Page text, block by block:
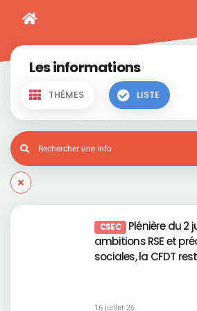
Les informations
THÈMES LISTE
CSEC Plénière du 2
ambitions RSE et
sociales, la CFDT
16 juillet 26